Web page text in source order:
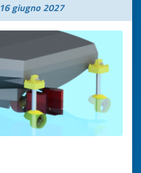
16 giugno 2027